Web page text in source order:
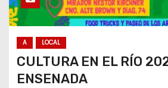
A LOCAL
CULTURA EN EL RÍO
ENSENADA